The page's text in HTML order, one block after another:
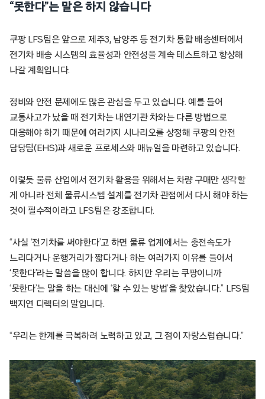
“못한다”는 말은 하지 않습니다
쿠팡 LFS팀은 앞으로 제주3, 남양주 등 전기차 통합 배송센터에서
전기차 배송 시스템의 효율성과 안전성을 계속 테스트하고 향상해
나갈 계획입니다.
정비와 안전 문제에도 많은 관심을 두고 있습니다. 예를 들어
교통사고가 났을 때 전기차는 내연기관 차와는 다른 방법으로
대응해야 하기 때문에 여러가지 시나리오를 상정해 쿠팡의 안전
담당팀(EHS)과 새로운 프로세스와 매뉴얼을 마련하고 있습니다.
이렇듯 물류 산업에서 전기차 활용을 위해서는 차량 구매만 생각할
게 아니라 전체 물류시스템 설계를 전기차 관점에서 다시 해야 하는
것이 필수적이라고 LFS팀은 강조합니다.
“사실 ‘전기차를 써야한다’고 하면 물류 업계에서는 충전속도가
느리다거나 운행거리가 짧다거나 하는 여러가지 이유를 들어서
‘못한다’라는 말씀을 많이 합니다. 하지만 우리는 쿠팡이니까
‘못한다’는 말을 하는 대신에 ‘할 수 있는 방법’을 찾았습니다.” LFS팀
백지연 디렉터의 말입니다.
“우리는 한계를 극복하려 노력하고 있고, 그 점이 자랑스럽습니다.”